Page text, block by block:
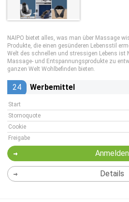
NAIPO bietet alles, was man über Massage
Produkte, die einen gesünderen Lebensstil
Welt des schnellen und stressigen Lebens ist
Massage- und Entspannungsprodukte zu
ganzen Welt Wohlbefinden bieten.
24 Werbemittel
Start
Stornoquote
Cookie
Freigabe
Anmelden
Details